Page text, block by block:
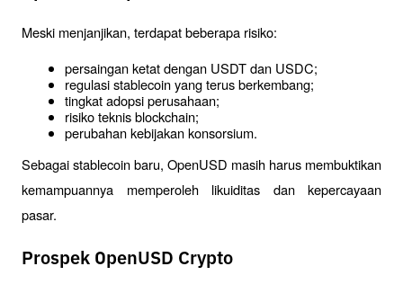
Meski menjanjikan, terdapat beberapa risiko:
persaingan ketat dengan USDT dan USDC;
regulasi stablecoin yang terus berkembang;
tingkat adopsi perusahaan;
risiko teknis blockchain;
perubahan kebijakan konsorsium.
Sebagai stablecoin baru, OpenUSD masih harus membuktikan
kemampuannya memperoleh likuiditas dan kepercayaan
pasar.
Prospek OpenUSD Crypto